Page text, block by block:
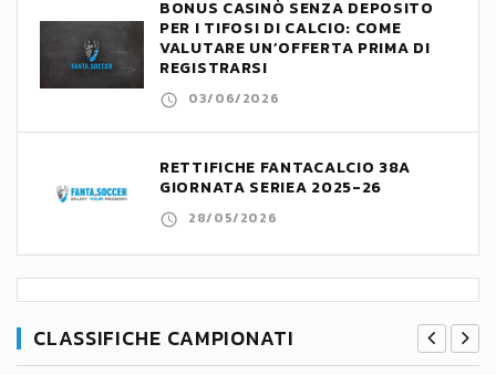
BONUS CASINÒ SENZA DEPOSITO
PER I TIFOSI DI CALCIO: COME
VALUTARE UN’OFFERTA PRIMA DI
REGISTRARSI
03/06/2026
RETTIFICHE FANTACALCIO 38A
GIORNATA SERIEA 2025-26
28/05/2026
CLASSIFICHE CAMPIONATI